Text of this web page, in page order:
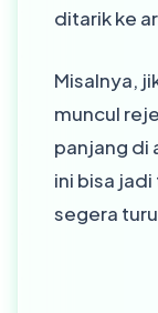
ditarik ke
Misalnya,
muncul
panjang di
ini bisa
segera